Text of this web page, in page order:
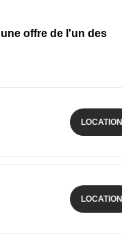
offre de l'un des
LOCATION
LOCATION